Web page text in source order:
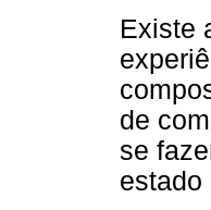
Existe
de
se
estado